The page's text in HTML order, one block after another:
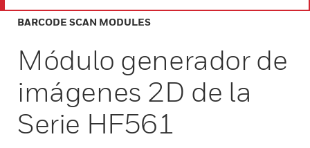
BARCODE SCAN MODULES
Módulo generador de
imágenes 2D de la
Serie HF561